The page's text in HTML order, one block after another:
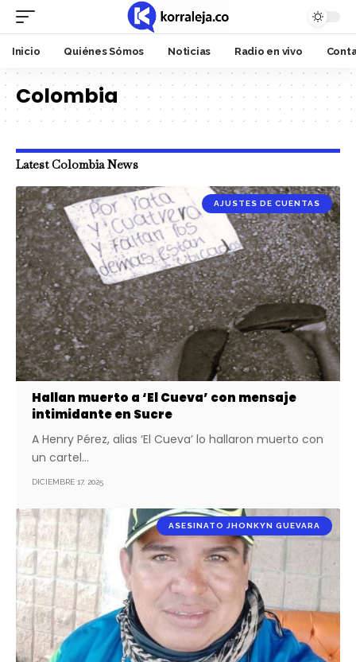
Inicio Quiénes Sómos Noticias Radio en vivo
Colombia
Latest Colombia News
AJUSTES DE CUENTAS
Hallan muerto a ‘El Cueva’ con mensaje
intimidante en Sucre
A Henry Pérez, alias ‘El Cueva’ lo hallaron muerto con
un cartel…
DICIEMBRE 17, 2025
ASESINATO JHONKYN GUEVARA